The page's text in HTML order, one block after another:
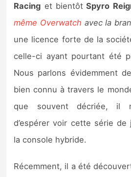
Précommandes
Précommandes jeux
Sorties de jeux
Bons plans
Guides
Racing et bientôt Spyro
même Overwatch avec la
une licence forte de la
celle-ci ayant pourtant été
Nous parlons évidemment de
bien connu à travers le
que souvent décriée, il
d’espérer voir cette série
la console hybride.
Récemment, il a été